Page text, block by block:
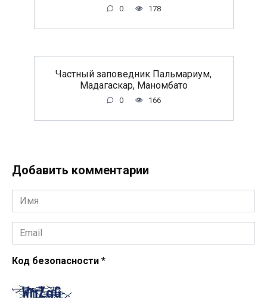
0 178
Частный заповедник Пальмариум,
Мадагаскар, Маномбато
0 166
Добавить комментарии
Имя
*
Email
*
Код безопасности *